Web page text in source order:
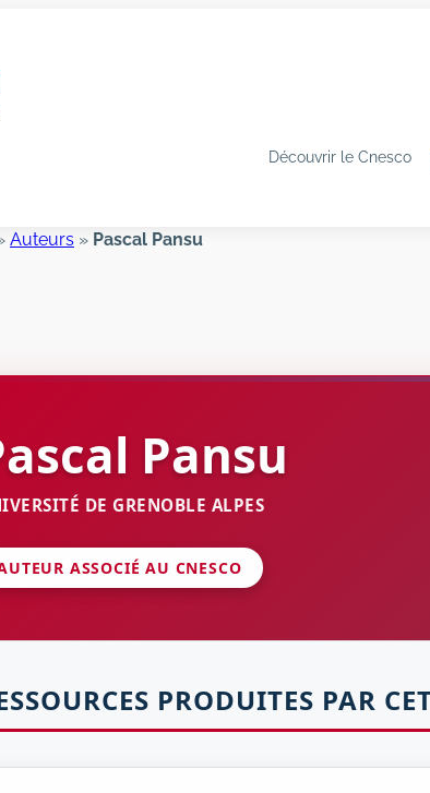
Découvrir le Cnesco
Auteurs » Pascal Pansu
Pansu
DE GRENOBLE ALPES
ASSOCIÉ AU CNESCO
PRODUITES PAR